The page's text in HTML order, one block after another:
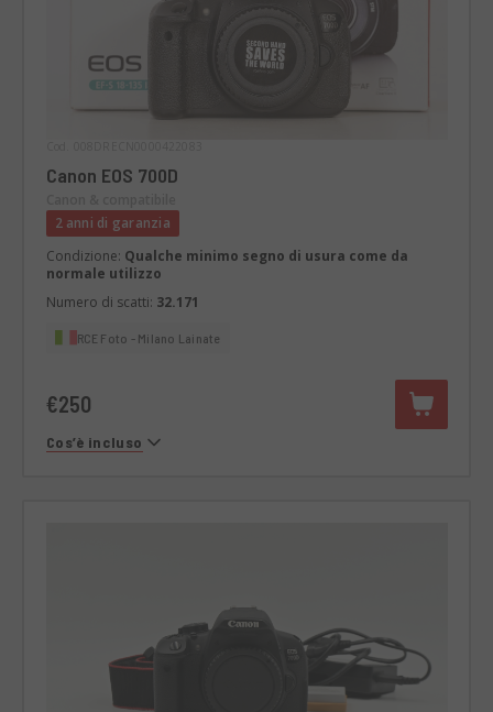
Canon EOS 700D
2 anni di garanzia
Condizione: Qualche minimo segno di usura come da
normale utilizzo
Numero di scatti: 32.171
RCE Foto - Milano Lainate
€250
Cos’è incluso